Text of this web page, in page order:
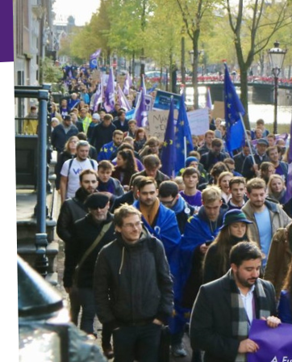
Βολτ Πορτογαλίας
Οι άνθρωποι του Βολτ
Κάνε Δωρεά
Γίνε Μέλος
Γίνε Φίλος
Έλα μαζί μας!